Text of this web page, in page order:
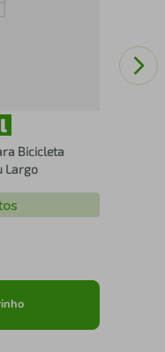
Bicicleta
Largo